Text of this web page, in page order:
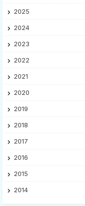
2025
2024
2023
2022
2021
2020
2019
2018
2017
2016
2015
2014